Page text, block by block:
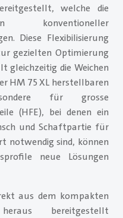
welche die
konventioneller
Diese Flexibilisierung
gezielten Optimierung
gleichzeitig die Weichen
HM 75 XL herstellbaren
für grosse
(HFE), bei denen ein
und Schaftpartie für
notwendig sind, können
neue Lösungen
aus dem kompakten
her­aus bereitgestellt